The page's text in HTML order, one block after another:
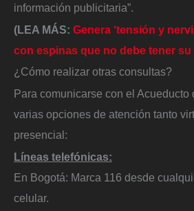
información publicitaria”.
(LEA MÁS: Genera ‘tensión y
con espinas que no debe tener su
¿Cómo realizar otras consultas?
Para comunicarse con el Acueducto
varias opciones de atención tanto
presencial:
Líneas telefónicas:
En Bogotá: Marca 116 desde
celular.